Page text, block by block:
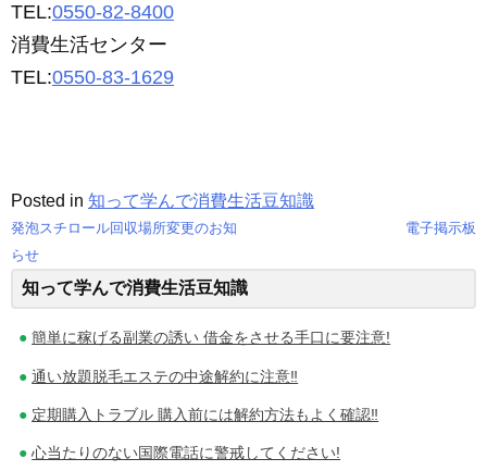
TEL:0550-82-8400
消費生活センター
TEL:0550-83-1629
Posted in 知って学んで消費生活豆知識
投
稿
ナ
ビ
ゲ
ー
発泡スチロール回収場所変更のお知
らせ
電子掲示板
知って学んで消費生活豆知識
簡単に稼げる副業の誘い 借金をさせる手口に要注意!
通い放題脱毛エステの中途解約に注意‼
定期購入トラブル 購入前には解約方法もよく確認‼
心当たりのない国際電話に警戒してください!